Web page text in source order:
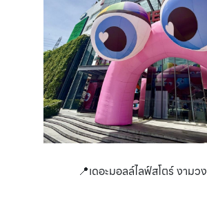
📍เดอะมอลล์ไลฟ์สโตร์ งามว